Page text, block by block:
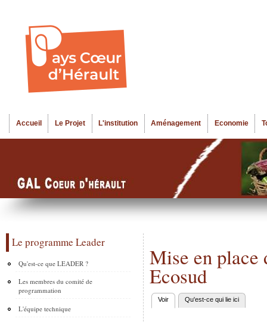
Menu principal
Accueil Le Projet L'institution Aménagement Economie
Le programme Leader
Qu'est-ce que LEADER ?
Les membres du comité de
programmation
L'équipe technique
Mise en place
Ecosud
Onglets principaux
Voir (onglet actif)
Qu'est-ce qui lie ici